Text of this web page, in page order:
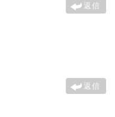
返信
返信